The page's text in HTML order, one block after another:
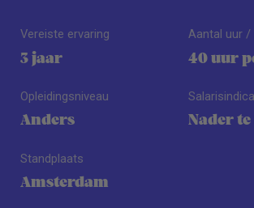
Vereiste ervaring
3 jaar
Opleidingsniveau
Anders
Standplaats
Amsterdam
Aantal uur /
40 uur
Nader